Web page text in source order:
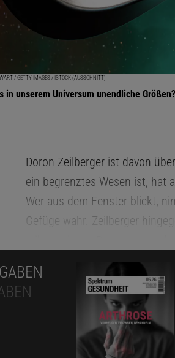
/ GETTY IMAGES / ISTOCK (AUSSCHNITT)
in unserem Universum unendliche Größen?
Doron Zeilberger ist davon
ein begrenztes Wesen ist, hat
Wer aus dem Fenster blickt,
Gefüge wahr. Zeilberger
University in New Jersey das
Für Zeilberger gleicht der
hält beides für eine
zu erklären. Doch ebenso
beobachten. Gleichungen